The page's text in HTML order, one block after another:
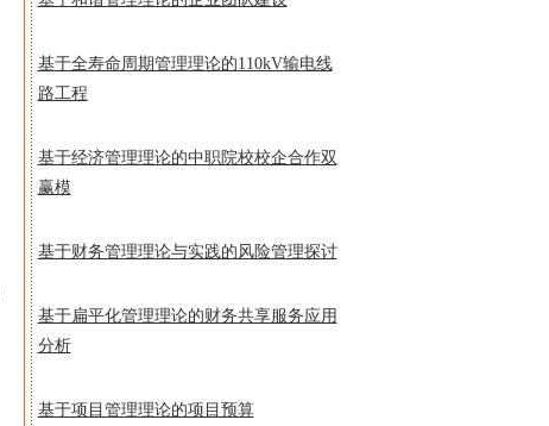
基于全寿命周期管理理论的110kV输电线
路工程
基于经济管理理论的中职院校校企合作双
赢模
基于财务管理理论与实践的风险管理探讨
基于扁平化管理理论的财务共享服务应用
分析
基于项目管理理论的项目预算